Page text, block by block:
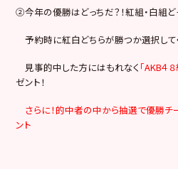
②今年の優勝はどっちだ？！紅組・白組ど
予約時に紅白どちらが勝つか選択して
見事的中した方にはもれなく 「AKB４
ゼント！
さらに！的中者の中から抽選で優勝チ
ント